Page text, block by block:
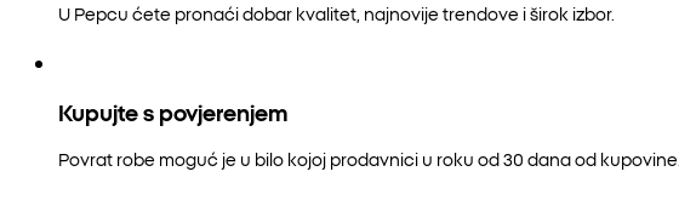
U Pepcu ćete pronaći dobar kvalitet, najnovije trendove i širok izbor.
Kupujte s povjerenjem
Povrat robe moguć je u bilo kojoj prodavnici u roku od 30 dana od kupovine.